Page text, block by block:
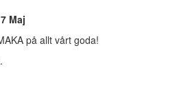
Maj
på allt vårt goda!